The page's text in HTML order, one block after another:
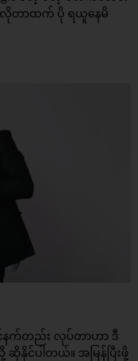
လိုတာထက် ပို ရယူနေမိ
င်နက်တည်း လုပ်တာဟာ ဒီ
င်ပါတယ်။ အမြန်ပြီးဖို့